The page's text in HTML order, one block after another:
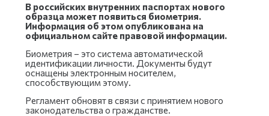
В российских внутренних паспортах нового
образца может появиться биометрия.
Информация об этом опубликована на
официальном сайте правовой информации.
Биометрия – это система автоматической
идентификации личности. Документы будут
оснащены электронным носителем,
способствующим этому.
Регламент обновят в связи с принятием нового
законодательства о гражданстве.